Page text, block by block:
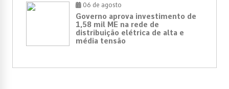
06 de agosto
Governo aprova investimento de
1,58 mil ME na rede de
distribuição elétrica de alta e
média tensão